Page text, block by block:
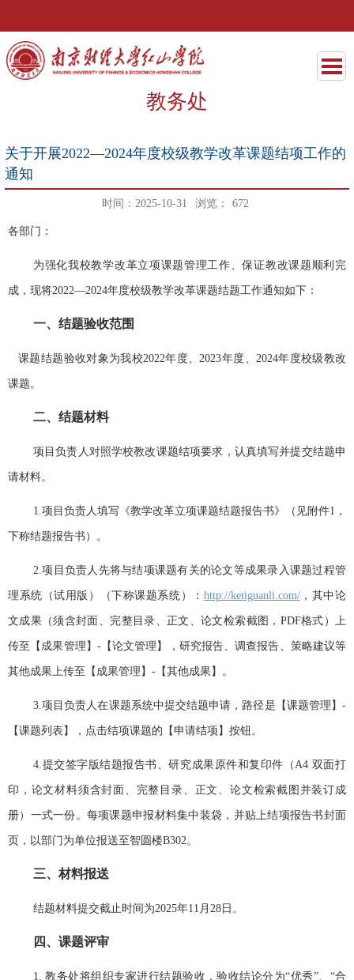
教务处
关于开展2022—2024年度校级教学改革课题结项工作的
通知
时间：2025-10-31 浏览： 672
各部门 ：
为强化我校教学改革立项课题管理工作、保证教改课题顺利完
成，现将2022—2024年度校级教学改革课题结题工作通知如下：
一、 结题验收范围
课题结题验收对象为我校2022年度、2023年度、2024年度校级教改
课题。
二、 结题材料
项目负责人对照学校教改课题结项要求，认真填写并提交结题申
请材料。
1.项目负责人填写《教学改革立项课题结题报告书》（见附件1，
下称结题报告书）。
2.项目负责人先将与结项课题有关的论文等成果录入课题过程管
理系统（试用版）（下称课题系统）： http://ketiguanli.com/，其中论
文成果（须含封面、完整目录、正文、论文检索截图，PDF格式）上
传至【成果管理】-【论文管理】，研究报告、调查报告、策略建议等
其他成果上传至【成果管理】-【其他成果】。
3.项目负责人在课题系统中提交结题申请，路径是【课题管理】-
【课题列表】，点击结项课题的【申请结项】按钮。
4.提交签字版结题报告书、研究成果原件和复印件（A4 双面打
印，论文材料须含封面、完整目录、正文、论文检索截图并装订成
册）一式一份。每项课题申报材料集中装袋，并贴上结项报告书封面
页，以部门为单位报送至智圆楼B302。
三、 材料报送
结题材料提交截止时间为2025年11 月 28 日。
四、 课题评审
1.教务处将组织专家进行结题验收，验收结论分为“优秀”、“合